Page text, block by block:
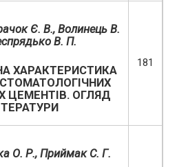
Є. В., Волинець В.
В. П.
ХАРАКТЕРИСТИКА
ЦЕМЕНТІВ. ОГЛЯД
181
О. Р., Приймак С. Г.